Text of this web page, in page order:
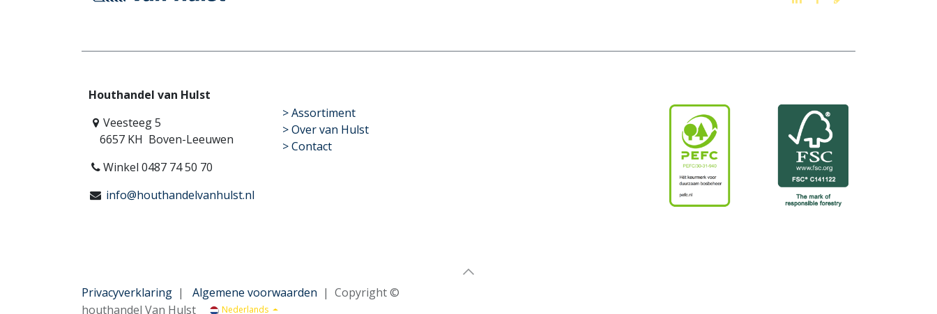
Houthandel van Hulst
Veesteeg 5
6657 KH Boven-Leeuwen
Winkel 0487 74 50 70
info@houthandelvanhulst.nl
​>Assortiment
> Over van Hulst
> Contact
Privacyverklaring | Algemene voorwaarden | Copyright ©
houthandel Van Hulst
Nederlands